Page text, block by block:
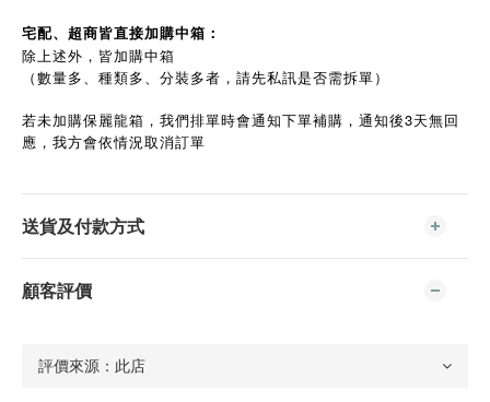
宅配、超商皆直接加購中箱：
除上述外，皆加購中箱
（數量多、種類多、分裝多者，請先私訊是否需拆單）
若未加購保麗龍箱，我們排單時會通知下單補購，通知後3天無回
應，我方會依情況取消訂單
送貨及付款方式
顧客評價